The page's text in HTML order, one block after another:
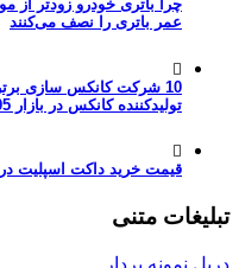
عمر باتری را نصف می‌کنند
10 شرکت کانکس سازی
تولیدکننده کانکس در بازار 1405
قیمت خرید داکت اسپلیت در
تبلیغات متنی
دریل نمونه بردار